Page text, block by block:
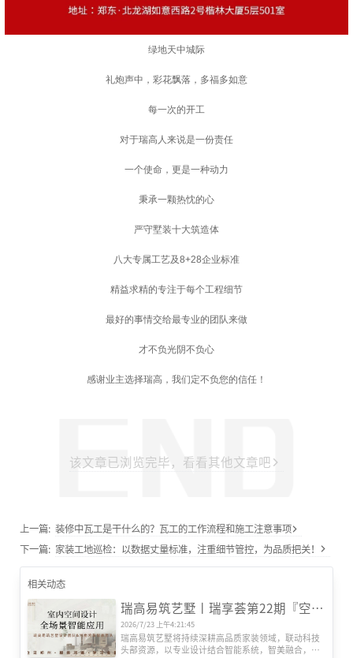
绿地天中城际
礼炮声中，彩花飘落，多福多如意
每一次的开工
对于瑞高人来说是一份责任
一个使命，更是一种动力
秉承一颗热忱的心
严守墅装十大筑造体
八大专属工艺及8+28企业标准
精益求精的专注于每个工程细节
最好的事情交给最专业的团队来做
才不负光阴不负心
感谢业主选择瑞高，我们定不负您的信任！
该文章已浏览完毕，看看其他文章吧
上一篇: 装修中瓦工是干什么的？瓦工的工作流程和施工注意事项
下一篇: 家装工地巡检：以数据丈量标准，注重细节管控，为品质把关！
相关动态
瑞高易筑艺墅丨瑞享荟第22期『空间智能场景』研发会圆满举办
2026/7/23 上午4:21:45
瑞高易筑艺墅将持续深耕高品质家装领域，联动科技
头部资源，以专业设计结合智能系统，智美融合，打